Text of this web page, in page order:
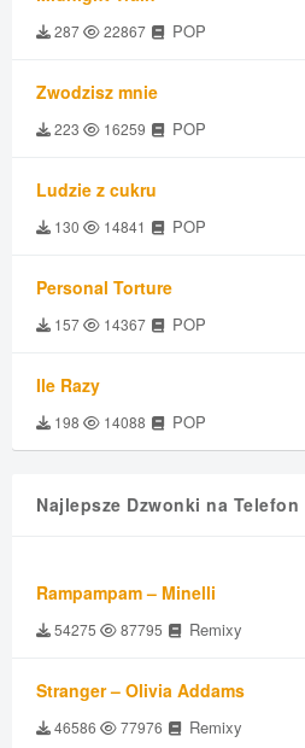
287 22867 POP
Zwodzisz mnie
223 16259 POP
Ludzie z cukru
130 14841 POP
Personal Torture
157 14367 POP
Ile Razy
198 14088 POP
Najlepsze Dzwonki na Telefon
Rampampam – Minelli
54275 87795 Remixy
Stranger – Olivia Addams
46586 77976 Remixy